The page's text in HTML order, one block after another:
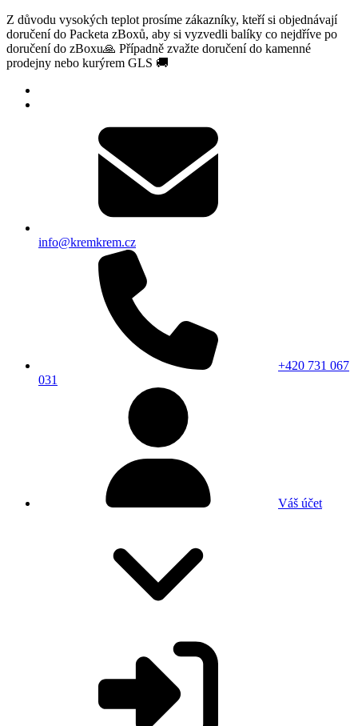
Z důvodu vysokých teplot prosíme zákazníky, kteří si objednávají
doručení do Packeta zBoxů, aby si vyzvedli balíky co nejdříve po
doručení do zBoxu🙏 Případně zvažte doručení do kamenné
prodejny nebo kurýrem GLS 🚚
info@kremkrem.cz
+420 731 067
031
Váš účet